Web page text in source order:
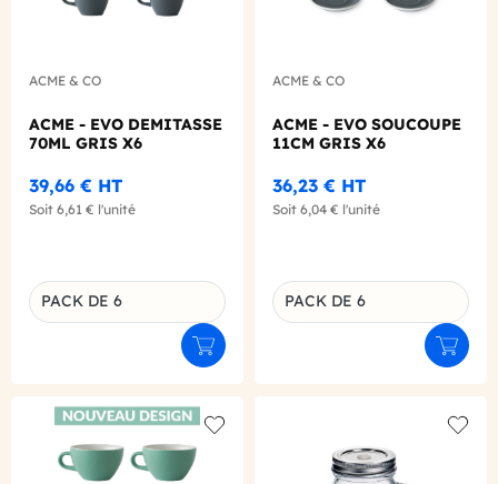
ACME & CO
ACME - EVO DEMITASSE
70ML GRIS X6
39,66 € HT
Soit 6,61 € l'unité
Déclinaison du produit
PACK DE 6
Ajouter au panier
ACME & CO
ACME - EVO SOUCOUPE
11CM GRIS X6
36,23 € HT
Soit 6,04 € l'unité
Déclinaison du produit
PACK DE 6